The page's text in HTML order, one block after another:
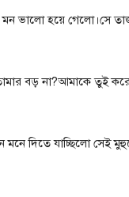
মন ভালো হয়ে গেলো।সে
বড় না?আমাকে তুই
মনে দিতে যাচ্ছিলো সেই